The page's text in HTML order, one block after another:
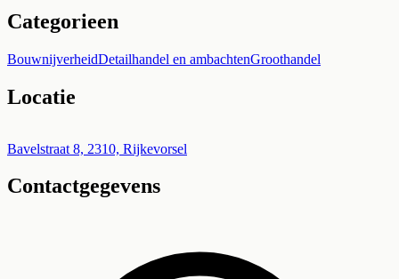
Categorieen
BouwnijverheidDetailhandel en ambachtenGroothandel
Locatie
+
−
Bavelstraat 8, 2310, Rijkevorsel
Contactgegevens